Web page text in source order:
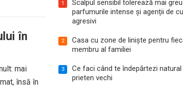
în
mai
însă în
1
Scalpul sensibil tolerează mai greu
parfumurile intense și agenții de
agresivi
2
Casa cu zone de liniște pentru
membru al familiei
3
Ce faci când te îndepărtezi natural
prieten vechi